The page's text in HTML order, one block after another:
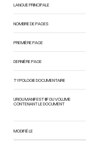
LANGUE PRINCIPALE
NOMBRE DE PAGES
PREMIÈRE PAGE
DERNIÈRE PAGE
TYPOLOGIE DOCUMENTAIRE
URI DU MANIFEST IIIF DU VOLUME
CONTENANT LE DOCUMENT
MODIFIÉ LE